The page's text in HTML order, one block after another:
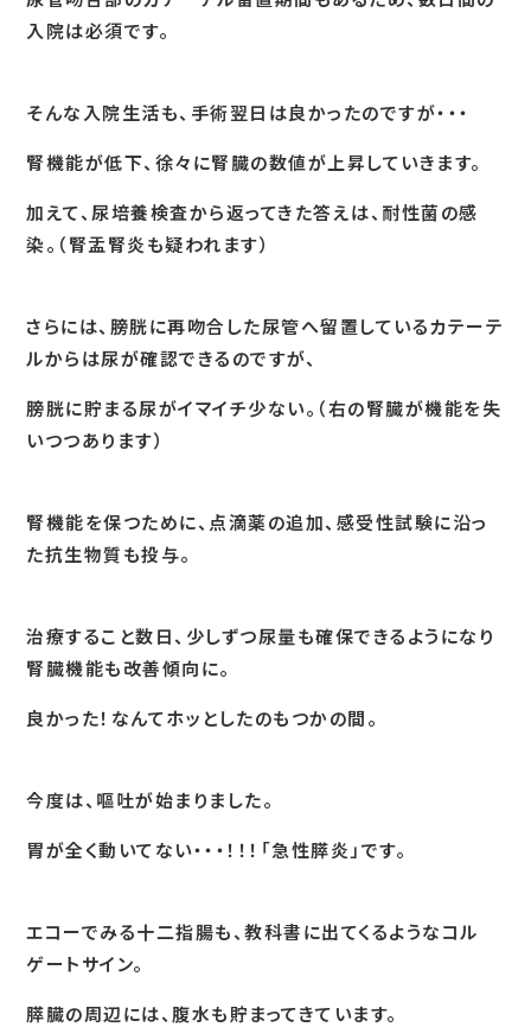
入院は必須です。
そんな入院生活も、手術翌日は良かったのですが・・・
腎機能が低下、徐々に腎臓の数値が上昇していきます。
加えて、尿培養検査から返ってきた答えは、耐性菌の感
染。（腎盂腎炎も疑われます）
さらには、膀胱に再吻合した尿管へ留置しているカテーテ
ルからは尿が確認できるのですが、
膀胱に貯まる尿がイマイチ少ない。（右の腎臓が機能を失
いつつあります）
腎機能を保つために、点滴薬の追加、感受性試験に沿っ
た抗生物質も投与。
治療すること数日、少しずつ尿量も確保できるようになり
腎臓機能も改善傾向に。
良かった！なんてホッとしたのもつかの間。
今度は、嘔吐が始まりました。
胃が全く動いてない・・・！！！「急性膵炎」です。
エコーでみる十二指腸も、教科書に出てくるようなコル
ゲートサイン。
膵臓の周辺には、腹水も貯まってきています。